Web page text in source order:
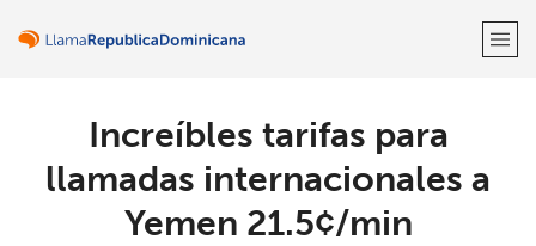
¡Bienvenido!
Increíbles tarifas para
llamadas internacionales a
Yemen ⁦21.5¢⁩/min